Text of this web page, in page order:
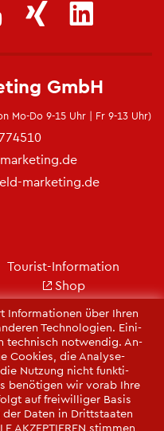
In­for­ma­tio­nen über Ihren
Tech­no­lo­gi­en. Ei­ni­
tech­nisch not­wen­dig. An­
Coo­kies, die Ana­ly­se-
Nut­zung nicht funk­ti­
be­nö­ti­gen wir vorab Ihre
auf frei­wil­li­ger Basis
Daten in Dritt­staa­ten
AK­ZEP­TIE­REN stim­men
GmbH
Mo-Do 9-15 Uhr | Fr 9-13 Uhr)
​marketing.​de
Tou­rist-In­for­ma­ti­on
Shop
City Bie­le­feld
Bie­le­feld-Gut­schein
Web­cams